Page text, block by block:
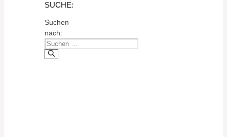
SUCHE:
Suchen
nach: